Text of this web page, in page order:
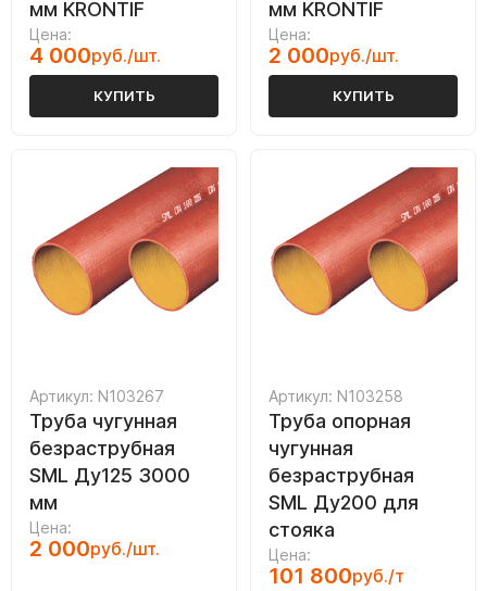
мм KRONTIF
Цена:
4 000руб./шт.
КУПИТЬ
мм KRONTIF
Цена:
2 000руб./шт.
КУПИТЬ
Артикул: N103267
Труба чугунная
безраструбная
SML Ду125 3000
мм
Цена:
2 000руб./шт.
Артикул: N103258
Труба опорная
чугунная
безраструбная
SML Ду200 для
стояка
Цена:
101 800руб./т